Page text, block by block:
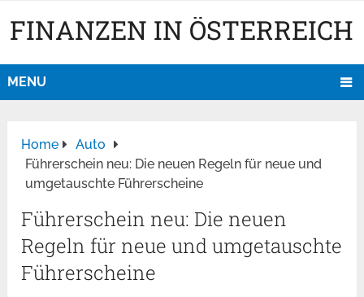
FINANZEN IN ÖSTERREICH
MENU
Home
Auto
Führerschein neu: Die neuen Regeln für neue und
umgetauschte Führerscheine
Führerschein neu: Die neuen
Regeln für neue und umgetauschte
Führerscheine